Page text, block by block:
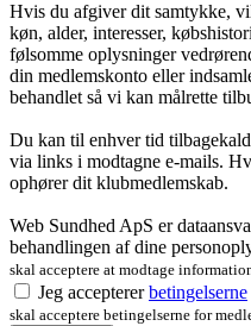
Hvis du afgiver dit samtykke,
køn, alder, interesser,
følsomme oplysninger
din medlemskonto eller
behandlet så vi kan målrette
Du kan til enhver tid
via links i modtagne e-mails.
ophører dit klubmedlemskab.
Web Sundhed ApS er
behandlingen af dine
skal acceptere at modtage
Jeg acceptererbetingelserne
skal acceptere betingelserne for